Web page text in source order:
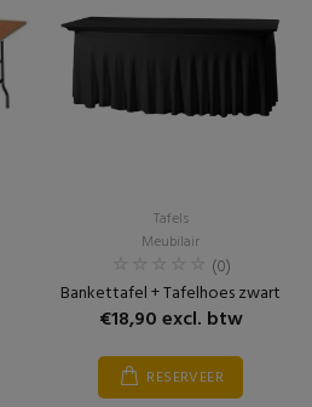
Tafels
Meubilair
(0)
Bankettafel + Tafelhoes zwart
€18,90 excl. btw
RESERVEER